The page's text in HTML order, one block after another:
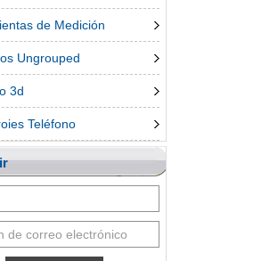
de Medición
Ungrouped
3d
Teléfono